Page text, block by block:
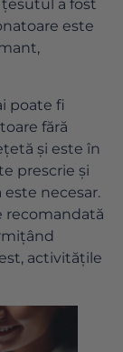
a fost
este
poate fi
fără
și este în
prescrie și
necesar.
recomandată
activitățile